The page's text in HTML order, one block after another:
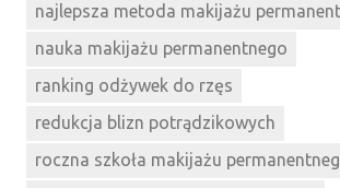
najlepsza metoda makijażu
nauka makijażu permanentnego
ranking odżywek do rzęs
redukcja blizn potrądzikowych
roczna szkoła makijażu